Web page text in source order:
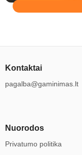
Kontaktai
pagalba@gaminimas.lt
Nuorodos
Privatumo politika